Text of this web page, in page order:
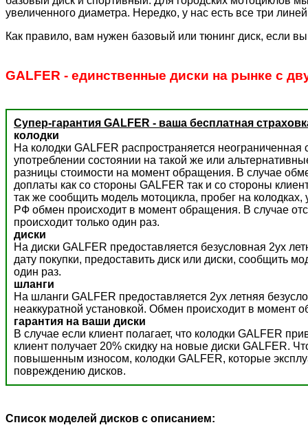
увеличенного диаметра. Нередко, у нас есть все три
Как правило, вам нужен базовый или тюнинг диск, если
GALFER - единственные диски на рынке с
Супер-гарантия GALFER - ваша бесплатная
колодки
На колодки GALFER распространяется
употреблении состоянии на такой же или
разницы стоимости на момент обращения. В случае
доплаты как со стороны GALFER так и со стороны
так же сообщить модель мотоцикла, пробег на
РФ обмен происходит в момент обращения. В случае
происходит только один раз.
диски
На диски GALFER предоставляется безусловная 2ух
дату покупки, предоставить диск или диски, сообщить
один раз.
шланги
На шланги GALFER предоставляется 2ух летняя
неаккуратной установкой. Обмен происходит в момент
гарантия на ваши диски
В случае если клиент полагает, что колодки GALFER
клиент получает 20% скидку на новые диски GALFER.
повышенным износом, колодки GALFER, которые
повреждению дисков.
Список моделей дисков с описанием: